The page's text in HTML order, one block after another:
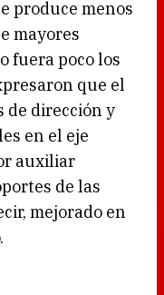
produce menos
mayores
fuera poco los
que el
de dirección y
en el eje
auxiliar
de las
mejorado en